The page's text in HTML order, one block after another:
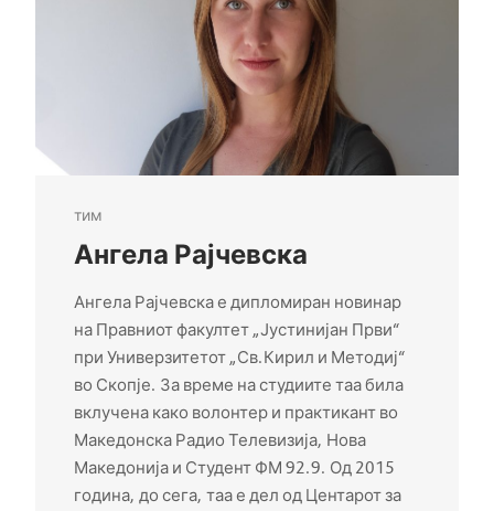
тим
Ангела Рајчевска
Ангела Рајчевска е дипломиран новинар
на Правниот факултет „Јустинијан Први“
при Универзитетот „Св.Кирил и Методиј“
во Скопје. За време на студиите таа била
вклучена како волонтер и практикант во
Македонска Радио Телевизија, Нова
Македонија и Студент ФМ 92.9. Од 2015
година, до сега, таа е дел од Центарот за